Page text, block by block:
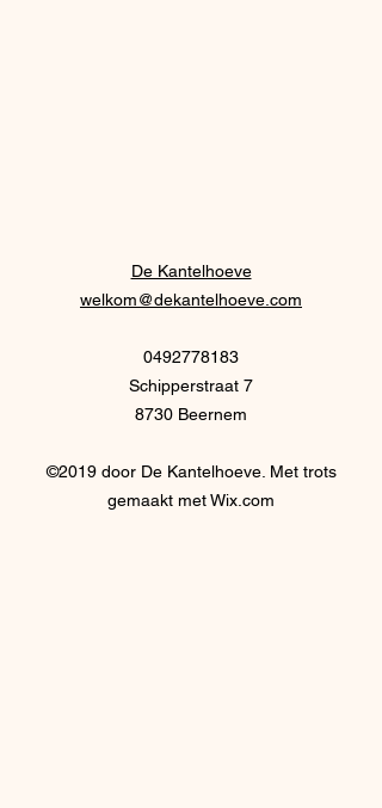
De Kantelhoeve
welkom@dekantelhoeve.com
0492778183
Schipperstraat 7
8730 Beernem
©2019 door De Kantelhoeve. Met trots
gemaakt met Wix.com